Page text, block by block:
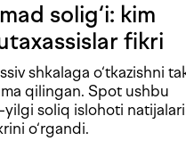
solig‘i: kim
fikri
shkalaga o‘tkazishni
qilingan. Spot ushbu
yilgi soliq islohoti natijalari
o‘rgandi.